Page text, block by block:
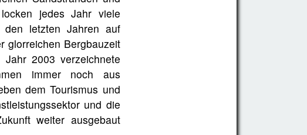
jedes Jahr viele
letzten Jahren auf
glorreichen Bergbauzeit
2003 verzeichnete
immer noch aus
dem Tourismus und
und die
weiter ausgebaut